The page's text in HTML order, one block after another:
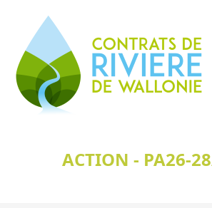
ACTION - PA26-